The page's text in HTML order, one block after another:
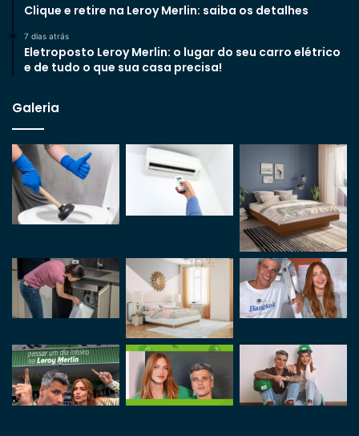
Clique e retire na Leroy Merlin: saiba os detalhes
7 dias atrás
Eletroposto Leroy Merlin: o lugar do seu carro elétrico
e de tudo o que sua casa precisa!
Galeria